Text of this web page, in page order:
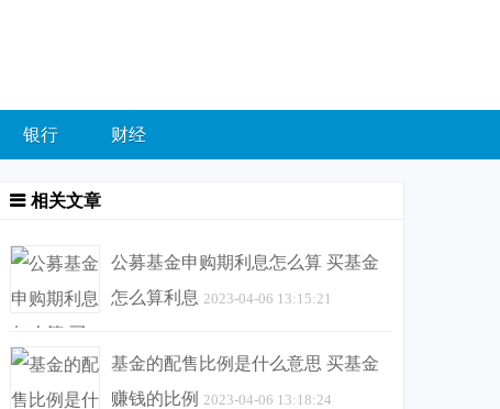
银行 财经
相关文章
公募基金申购期利息怎么算 买基金
怎么算利息 2023-04-06 13:15:21
基金的配售比例是什么意思 买基金
赚钱的比例 2023-04-06 13:18:24